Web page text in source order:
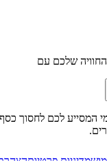
שלכם עם
המסייע לכם לחסוך